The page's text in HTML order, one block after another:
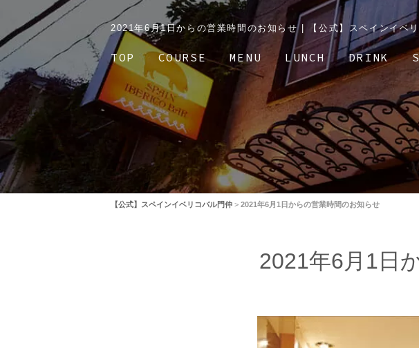
2021年6月1日からの営業時間のお知らせ | 【公式】スペインイベ
TOP COURSE MENU LUNCH DRINK
【公式】スペインイベリコバル門仲 > 2021年6月1日からの営業時間のお知らせ
2021年6月1日